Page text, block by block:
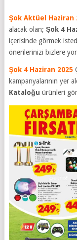
Şok Aktüel Haziran
alacak olan; Şok 4
içerisinde görmek
önerilerinizi bizlere
Şok 4 Haziran 2025
kampanyalarının yer
Kataloğu ürünleri